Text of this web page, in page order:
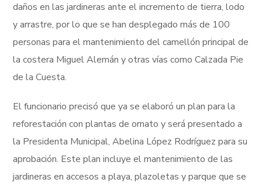
daños en las jardineras ante el incremento de tierra, lodo
y arrastre, por lo que se han desplegado más de 100
personas para el mantenimiento del camellón principal de
la costera Miguel Alemán y otras vías como Calzada Pie
de la Cuesta.
El funcionario precisó que ya se elaboró un plan para la
reforestación con plantas de ornato y será presentado a
la Presidenta Municipal, Abelina López Rodríguez para su
aprobación. Este plan incluye el mantenimiento de las
jardineras en accesos a playa, plazoletas y parque que se